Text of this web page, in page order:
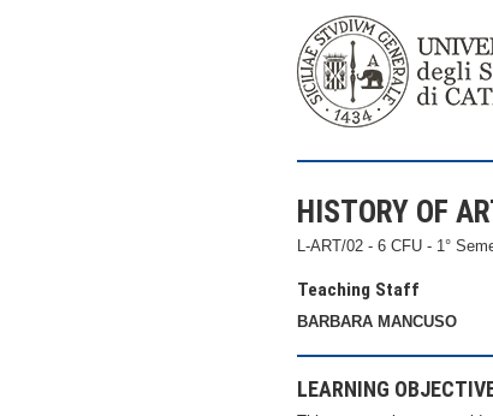
HISTORY OF
L-ART/02 - 6 CFU - 1°
Teaching Staff
BARBARA MANCUSO
LEARNING